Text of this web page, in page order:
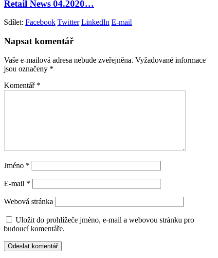
Retail News 04.2020…
Sdílet: Facebook Twitter LinkedIn E-mail
Napsat komentář
Vaše e-mailová adresa nebude zveřejněna. Vyžadované informace
jsou označeny *
Komentář *
Jméno *
E-mail *
Webová stránka
Uložit do prohlížeče jméno, e-mail a webovou stránku pro
budoucí komentáře.